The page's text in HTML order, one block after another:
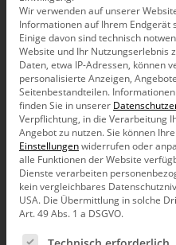
Produkt
Wir verwenden auf unserer
Informationen auf Ihrem Endgerät
Einige davon sind technisch
Website und Ihr Nutzungserlebnis
Daten, etwa IP-Adressen, können
personalisierte Anzeigen,
Seitenbestandteilen.
finden Sie in unserer
Verpflichtung, in die Verarbeitung
Angebot zu nutzen.Sie können
Einstellungenwiderrufen oder
alle Funktionen der Website
Dienste verarbeiten
kein vergleichbares
USA. Die Übermittlung in solche
Art. 49 Abs. 1 a DSGVO.
Es folgt eine Liste der